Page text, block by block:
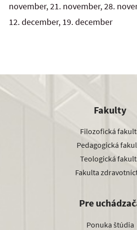
november, 21. november, 28.
12. december, 19. december
Fakulty
Filozofická
Pedagogická
Teologická
Fakulta
Pre
Ponuka štúdia